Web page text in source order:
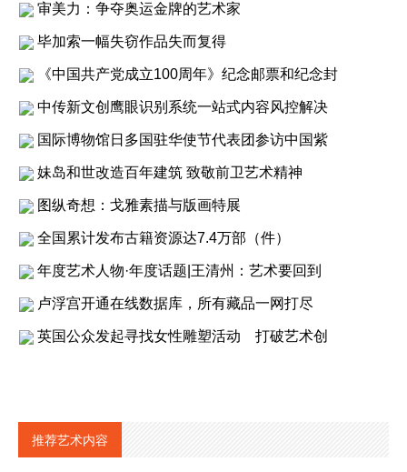
审美力：争夺奥运金牌的艺术家
毕加索一幅失窃作品失而复得
《中国共产党成立100周年》纪念邮票和纪念封
中传新文创鹰眼识别系统一站式内容风控解决
国际博物馆日多国驻华使节代表团参访中国紫
妹岛和世改造百年建筑 致敬前卫艺术精神
图纵奇想：戈雅素描与版画特展
全国累计发布古籍资源达7.4万部（件）
年度艺术人物·年度话题|王清州：艺术要回到
卢浮宫开通在线数据库，所有藏品一网打尽
英国公众发起寻找女性雕塑活动 打破艺术创
推荐艺术内容